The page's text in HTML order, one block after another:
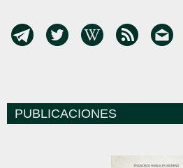
PUBLICACIONES